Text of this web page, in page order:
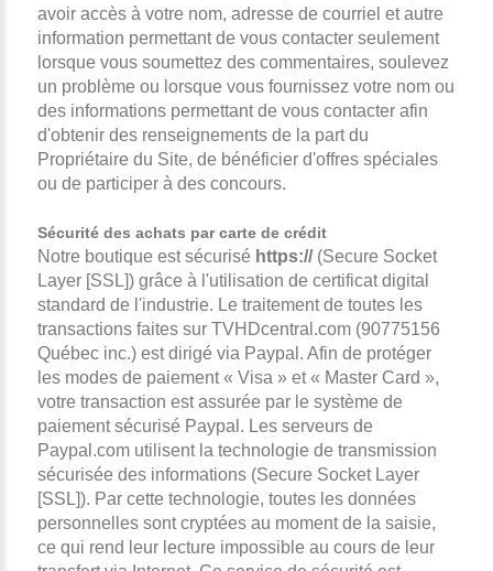
avoir accès à votre nom, adresse de courriel et autre
information permettant de vous contacter seulement
lorsque vous soumettez des commentaires, soulevez
un problème ou lorsque vous fournissez votre nom ou
des informations permettant de vous contacter afin
d'obtenir des renseignements de la part du
Propriétaire du Site, de bénéficier d'offres spéciales
ou de participer à des concours.
Sécurité des achats par carte de crédit
Notre boutique est sécurisé https://(Secure Socket
Layer [SSL]) grâce à l'utilisation de certificat digital
standard de l'industrie. Le traitement de toutes les
transactions faites sur TVHDcentral.com (90775156
Québec inc.) est dirigé via Paypal. Afin de protéger
les modes de paiement « Visa » et « Master Card »,
votre transaction est assurée par le système de
paiement sécurisé Paypal. Les serveurs de
Paypal.com utilisent la technologie de transmission
sécurisée des informations (Secure Socket Layer
[SSL]). Par cette technologie, toutes les données
personnelles sont cryptées au moment de la saisie,
ce qui rend leur lecture impossible au cours de leur